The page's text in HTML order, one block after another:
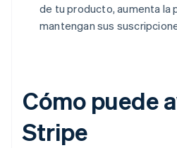
de tu producto, aumenta la
mantengan sus
Cómo puede
Stripe